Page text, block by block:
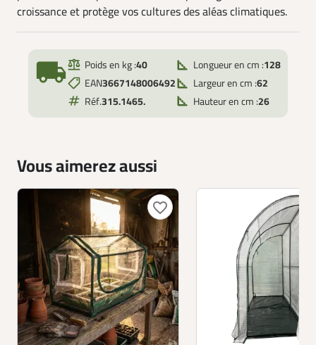
croissance et protège vos cultures des aléas climatiques.
local_shipping Poids en kg :40
EAN3667148006492
Réf.315.1465.
Longueur en cm :128
Largeur en cm :62
Hauteur en cm :26
Vous aimerez aussi
favorite_border